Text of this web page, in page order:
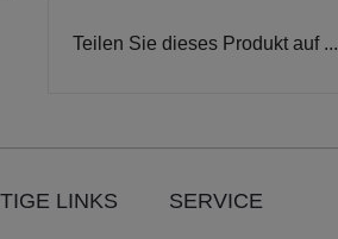
Teilen Sie dieses Produkt auf ...
LINKS SERVICE